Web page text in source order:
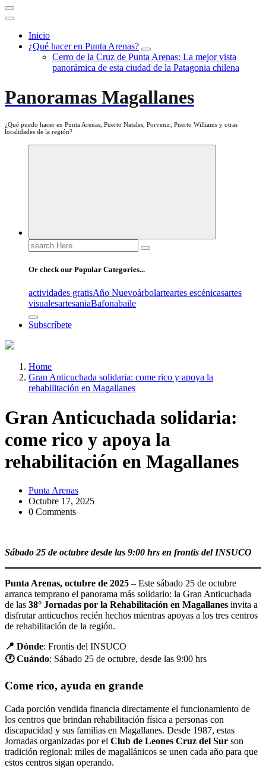
Inicio
¿Qué hacer en Punta Arenas?
Cerro de la Cruz de Punta Arenas: La mejor vista
panorámica de esta ciudad de la Patagonia chilena
Panoramas Magallanes
¿Qué puedo hacer en Punta Arenas, Puerto Natales, Porvenir, Puerto Williams y otras
localidades de la región?
Search
for:
Or check our Popular Categories...
actividades gratisAño Nuevoárbolarteartes escénicasartes
visualesartesaniaBafonabaile
Subscríbete
Home
Gran Anticuchada solidaria: come rico y apoya la
rehabilitación en Magallanes
Gran Anticuchada solidaria:
come rico y apoya la
rehabilitación en Magallanes
Punta Arenas
Octubre 17, 2025
0 Comments
Sábado 25 de octubre desde las 9:00 hrs en frontis del INSUCO
Punta Arenas, octubre de 2025 – Este sábado 25 de octubre
arranca temprano el panorama más solidario: la Gran Anticuchada
de las 38° Jornadas por la Rehabilitación en Magallanes invita a
disfrutar anticuchos recién hechos mientras apoyas a los tres centros
de rehabilitación de la región.
📍 Dónde: Frontis del INSUCO
🕐 Cuándo: Sábado 25 de octubre, desde las 9:00 hrs
Come rico, ayuda en grande
Cada porción vendida financia directamente el funcionamiento de
los centros que brindan rehabilitación física a personas con
discapacidad y sus familias en Magallanes. Desde 1987, estas
Jornadas organizadas por el Club de Leones Cruz del Sur son
tradición regional: miles de magallánicos se unen cada año para que
estos centros sigan operando.